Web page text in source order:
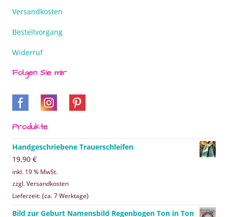
Versandkosten
Bestellvorgang
Widerruf
Folgen Sie mir
Produkte
Handgeschriebene Trauerschleifen
19,90 €
inkl. 19 % MwSt.
zzgl. Versandkosten
Lieferzeit: {ca. 7 Werktage}
Bild zur Geburt Namensbild Regenbogen Ton in Ton